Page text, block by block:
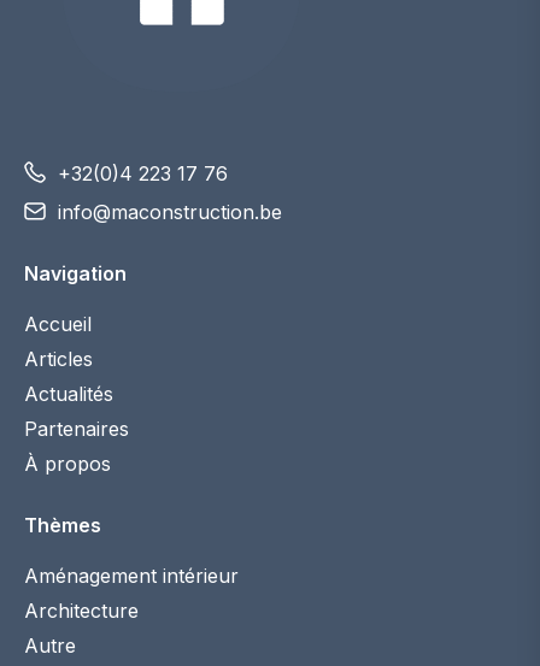
+32(0)4 223 17 76
info@maconstruction.be
Navigation
Accueil
Articles
Actualités
Partenaires
À propos
Thèmes
Aménagement intérieur
Architecture
Autre